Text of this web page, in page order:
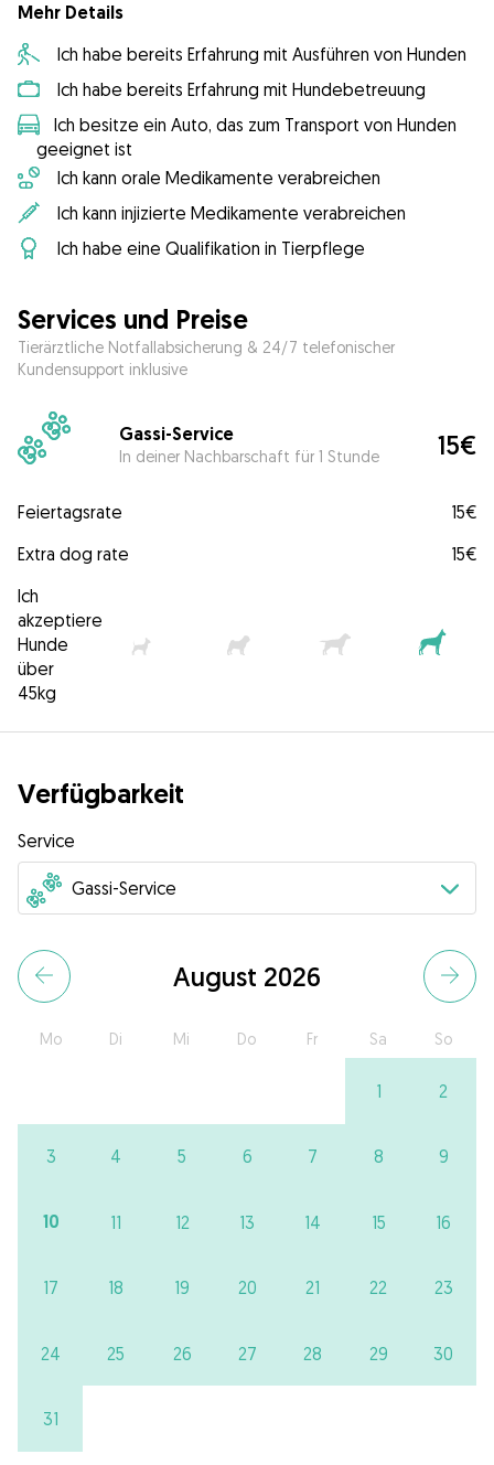
Mehr Details
Ich habe bereits Erfahrung mit Ausführen von Hunden
Ich habe bereits Erfahrung mit Hundebetreuung
Ich besitze ein Auto, das zum Transport von Hunden
geeignet ist
Ich kann orale Medikamente verabreichen
Ich kann injizierte Medikamente verabreichen
Ich habe eine Qualifikation in Tierpflege
Services und Preise
Tierärztliche Notfallabsicherung & 24/7 telefonischer
Kundensupport inklusive
Gassi-Service
In deiner Nachbarschaft für 1 Stunde 15€
Feiertagsrate
15€
Extra dog rate
15€
Ich
akzeptiere
Hunde
über
45kg
Verfügbarkeit
Service
August 2026
Mo Di Mi Do Fr Sa So
1 2
3 4 5 6 7 8 9
10 11 12 13 14 15 16
17 18 19 20 21 22 23
24 25 26 27 28 29 30
31